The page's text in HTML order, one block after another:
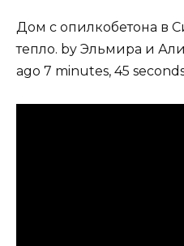
Дом с опилкобетона в
тепло. by Эльмира и
ago 7 minutes, 45